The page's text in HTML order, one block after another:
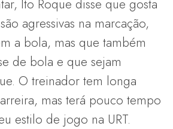
Ito Roque disse que gosta
agressivas na marcação,
a bola, mas que também
de bola e que sejam
O treinador tem longa
mas terá pouco tempo
estilo de jogo na URT.